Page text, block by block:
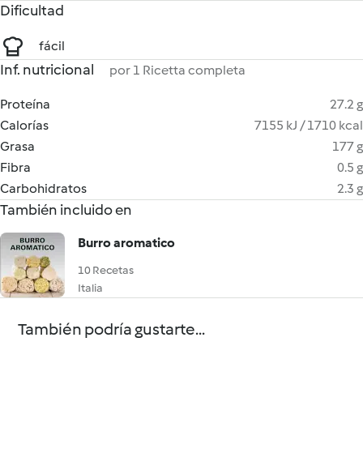
Dificultad
fácil
Inf. nutricional por 1 Ricetta completa
Proteína
27.2 g
Calorías
7155 kJ / 1710 kcal
Grasa
177 g
Fibra
0.5 g
Carbohidratos
2.3 g
También incluido en
Burro aromatico
10 Recetas
Italia
También podría gustarte...